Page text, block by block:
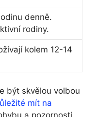
denně.
rodiny.
kolem 12-14
být skvělou volbou
mít na
a pozornosti